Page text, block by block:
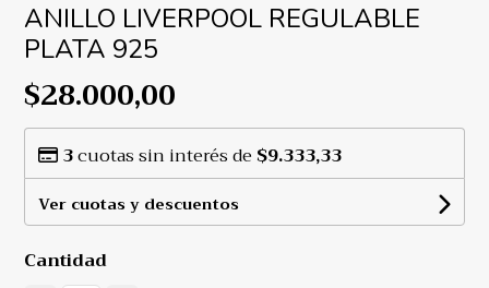
ANILLO LIVERPOOL REGULABLE
PLATA 925
$28.000,00
3cuotas sin interés de $9.333,33
Ver cuotas y descuentos
Cantidad